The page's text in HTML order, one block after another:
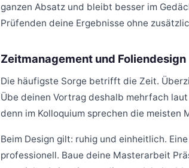
ganzen Absatz und bleibt besser im
Prüfenden deine Ergebnisse ohne
Zeitmanagement und Foliendesign
Die häufigste Sorge betrifft die Zeit.
Übe deinen Vortrag deshalb mehrfach
denn im Kolloquium sprechen die meisten
Beim Design gilt: ruhig und einheitlich.
professionell. Baue deine Masterarbeit